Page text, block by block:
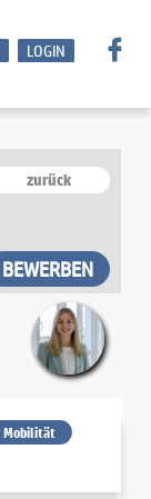
LOGIN
zurück
Mobilität